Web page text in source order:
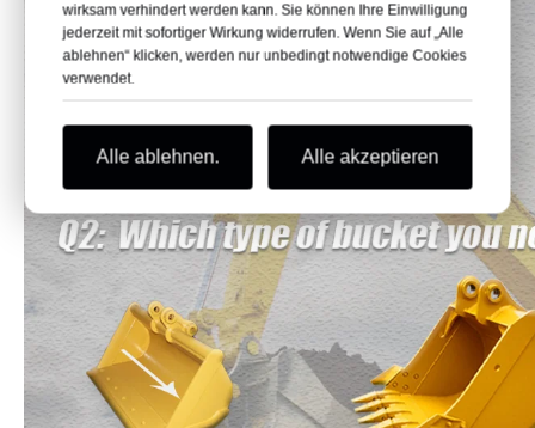
wirksam verhindert werden kann. Sie können Ihre Einwilligung
jederzeit mit sofortiger Wirkung widerrufen. Wenn Sie auf „Alle
ablehnen“ klicken, werden nur unbedingt notwendige Cookies
verwendet.
Alle ablehnen. Alle akzeptieren